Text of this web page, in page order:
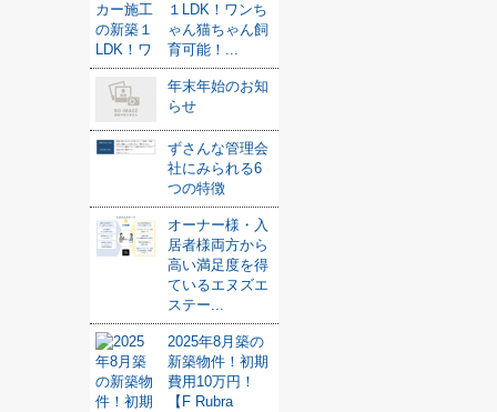
１LDK！ワンち
ゃん猫ちゃん飼
育可能！...
年末年始のお知
らせ
ずさんな管理会
社にみられる6
つの特徴
オーナー様・入
居者様両方から
高い満足度を得
ているエヌズエ
ステー...
2025年8月築の
新築物件！初期
費用10万円！
【F Rubra